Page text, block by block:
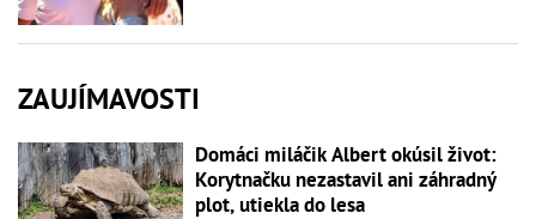
ZAUJÍMAVOSTI
Domáci miláčik Albert okúsil život:
Korytnačku nezastavil ani záhradný
plot, utiekla do lesa